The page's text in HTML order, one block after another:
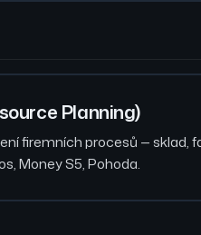
Planning)
firemních procesů — sklad,
Money S5, Pohoda.